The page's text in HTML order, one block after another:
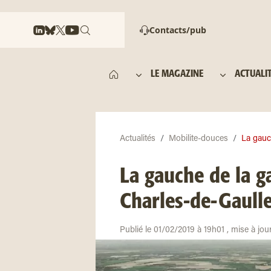
Contacts/pub
LE MAGAZINE
Actualités Mobilite-douces La
La gauche de la
Charles-de-
Publié le 01/02/2019 à 19h01 , mise à